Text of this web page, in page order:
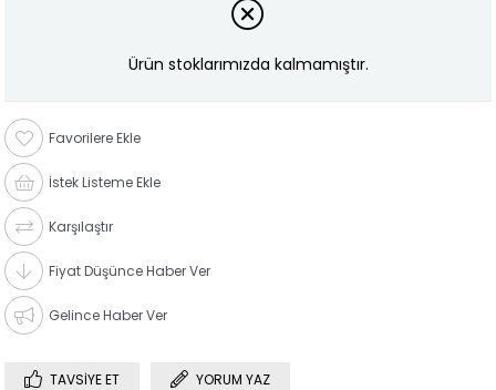
Ürün stoklarımızda kalmamıştır.
Favorilere Ekle
İstek Listeme Ekle
Karşılaştır
Fiyat Düşünce Haber Ver
Gelince Haber Ver
TAVSIYE ET YORUM YAZ